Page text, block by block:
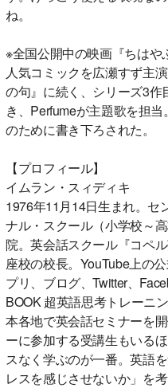
ね。
※全国公開中の映画『ちは
人気コミックを広瀬すず主
の句』に続く、シリーズ3
き、Perfumeが主題歌を担
のために書き下ろされた。
【プロフィール】
イムラン・スィディキ
1976年11月14日生まれ。セ
ナル・スクール（小学校～
院。英会話スクール『コペ
座校の校長。YouTube上の
プリ、ブログ、Twitter、
BOOK 超英語思考トレーニ
本各地で英会話セミナーを
ーに参加する受講生もいる
スなく学ぶのが一番。英語
レスを感じさせないか」を